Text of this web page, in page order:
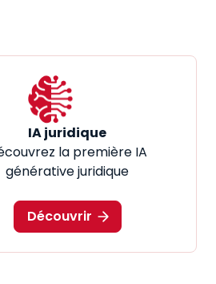
IA juridique
la première IA
générative juridique
Découvrir